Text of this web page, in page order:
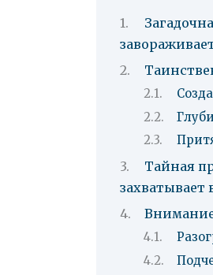
Тайная
захватывает